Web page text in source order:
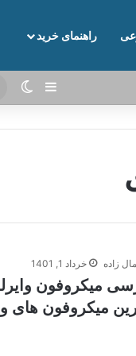
راهنمای خرید
نوارکناری
زاده خرداد 1, 1401
میکروفون
میکروفون های